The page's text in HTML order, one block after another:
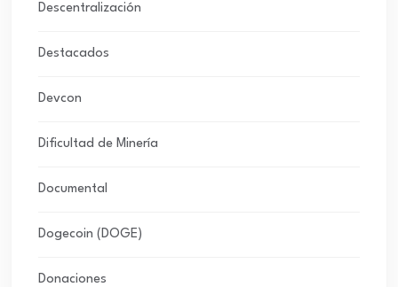
Descentralización
Destacados
Devcon
Dificultad de Minería
Documental
Dogecoin (DOGE)
Donaciones